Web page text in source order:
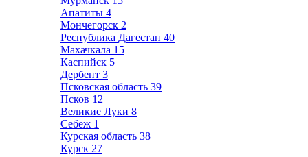
Апатиты 4
Мончегорск 2
Республика Дагестан 40
Махачкала 15
Каспийск 5
Дербент 3
Псковская область 39
Псков 12
Великие Луки 8
Себеж 1
Курская область 38
Курск 27